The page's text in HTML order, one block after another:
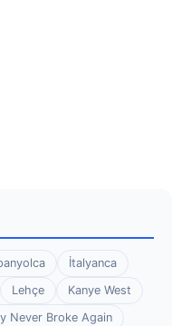
İtalyanca
Lehçe
Kanye West
Never Broke Again